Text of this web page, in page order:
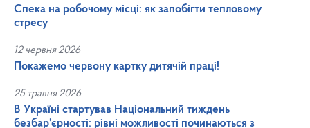
Спека на робочому місці: як запобігти тепловому
стресу
12 червня 2026
Покажемо червону картку дитячій праці!
25 травня 2026
В Україні стартував Національний тиждень
безбар’єрності: рівні можливості починаються з